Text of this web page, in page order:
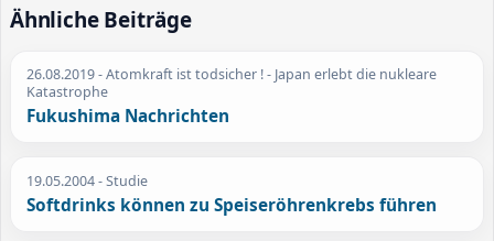
Ähnliche Beiträge
26.08.2019- Atomkraft ist todsicher ! - Japan erlebt die nukleare
Katastrophe
Fukushima Nachrichten
19.05.2004- Studie
Softdrinks können zu Speiseröhrenkrebs führen